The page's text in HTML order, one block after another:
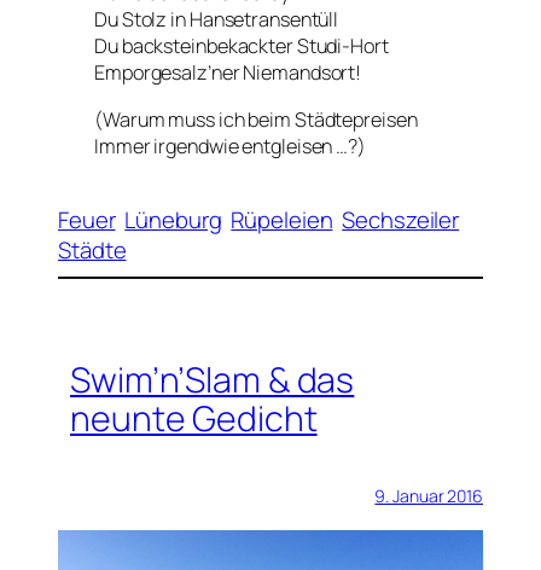
Du Stolz in Hansetransentüll
Du backsteinbekackter Studi-Hort
Emporgesalz’ner Niemandsort!
(Warum muss ich beim Städtepreisen
Immer irgendwie entgleisen …?)
Feuer Lüneburg Rüpeleien Sechszeiler
Städte
Swim’n’Slam & das
neunte Gedicht
9. Januar 2016